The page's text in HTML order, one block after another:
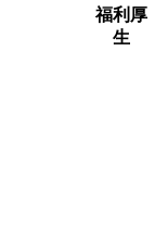
福利厚
生